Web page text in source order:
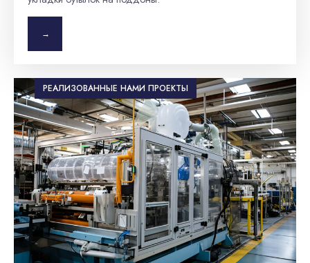
→
РЕАЛИЗОВАННЫЕ НАМИ ПРОЕКТЫ